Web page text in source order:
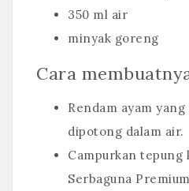
350 ml air
minyak goreng
Cara
Rendam ayam
dipotong dalam air.
Campurkan tepung
Serbaguna